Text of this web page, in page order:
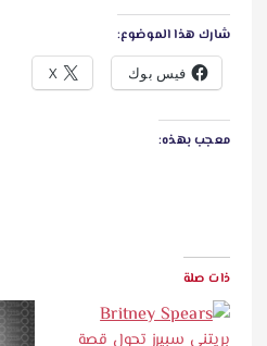
شارك هذا الموضوع:
فيس بوك X
معجب بهذه:
ذات صلة
بريتني سبيرز تحول قصة